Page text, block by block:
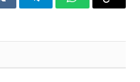
TelegramWhatsApp
Copy